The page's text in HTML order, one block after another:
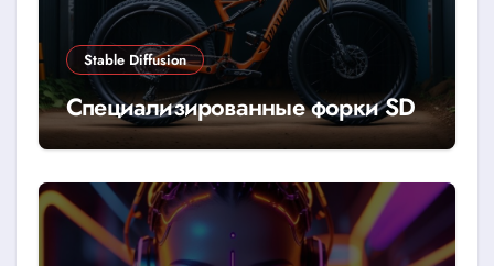
Stable Diffusion
Специализированные форки SD